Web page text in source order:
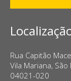
Rua Capitão
Vila Mariana, São
04021-020